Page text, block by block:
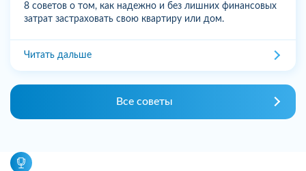
8 советов о том, как надежно и без лишних финансовых
затрат застраховать свою квартиру или дом.
Читать дальше
Все советы